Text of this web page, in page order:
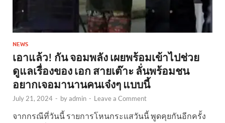
NEWS
เอาแล้ว! กัน จอมพลัง เผยพร้อมเข้าไปช่วย
ดูแลเรื่องของ เอก สายเต๊าะ ลั่นพร้อมชน
อยากเจอมานานคนเจ๋งๆ แบบนี้
July 21, 2024 - byadmin - Leave a Comment
จากกรณีที่วันนี้ รายการโหนกระแสวันนี้ พูดคุยกันอีกครั้ง